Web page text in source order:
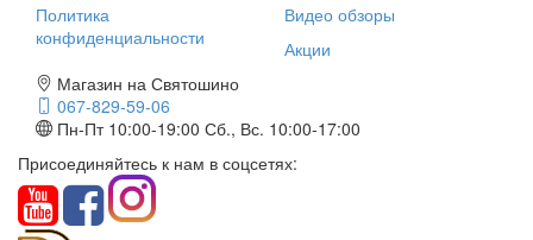
Политика
конфиденциальности
Видео обзоры
Акции
Магазин на Святошино
067-829-59-06
Пн-Пт 10:00-19:00 Сб., Вс. 10:00-17:00
Присоединяйтесь к нам в соцсетях: